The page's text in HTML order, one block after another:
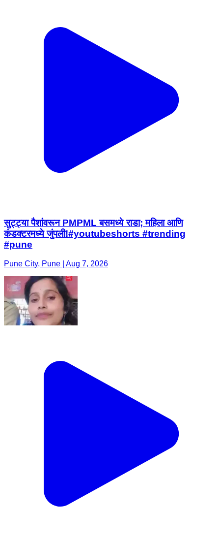
सुट्ट्या पैशांवरून PMPML बसमध्ये राडा; महिला आणि
कंडक्टरमध्ये जुंपली!#youtubeshorts #trending
#pune
Pune City, Pune | Aug 7, 2026